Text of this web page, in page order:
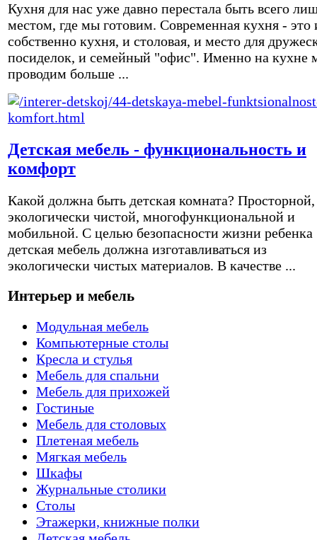
Кухня для нас уже давно перестала быть всего
местом, где мы готовим. Современная кухня - это
собственно кухня, и столовая, и место для
посиделок, и семейный "офис". Именно на кухне
проводим больше ...
Детская мебель - функциональность и
комфорт
Какой должна быть детская комната? Просторной,
экологически чистой, многофункциональной и
мобильной. С целью безопасности жизни ребенка
детская мебель должна изготавливаться из
экологически чистых материалов. В качестве ...
Интерьер и мебель
Модульная мебель
Компьютерные столы
Кресла и стулья
Мебель для спальни
Мебель для прихожей
Гостиные
Мебель для столовых
Плетеная мебель
Мягкая мебель
Шкафы
Журнальные столики
Столы
Этажерки, книжные полки